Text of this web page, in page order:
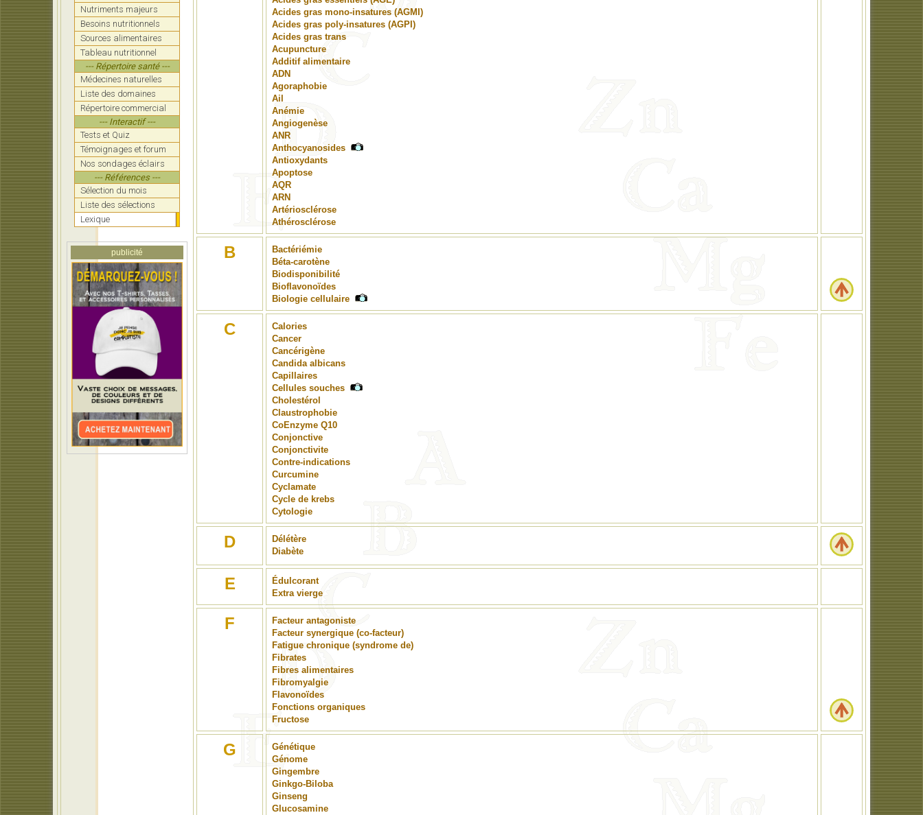
Nutriments majeurs
Besoins nutritionnels
Sources alimentaires
Tableau nutritionnel
--- Répertoire santé ---
Médecines naturelles
Liste des domaines
Répertoire commercial
--- Interactif ---
Tests et Quiz
Témoignages et forum
Nos sondages éclairs
--- Références ---
Sélection du mois
Liste des sélections
Lexique
publicité
Acides gras mono-insatures (AGMI)
Acides gras poly-insatures (AGPI)
Acides gras trans
Acupuncture
Additif alimentaire
ADN
Agoraphobie
Ail
Anémie
Angiogenèse
ANR
Anthocyanosides
Antioxydants
Apoptose
AQR
ARN
Artériosclérose
Athérosclérose
B
Bactériémie
Béta-carotène
Biodisponibilité
Bioflavonoïdes
Biologie cellulaire
C
Calories
Cancer
Cancérigène
Candida albicans
Capillaires
Cellules souches
Cholestérol
Claustrophobie
CoEnzyme Q10
Conjonctive
Conjonctivite
Contre-indications
Curcumine
Cyclamate
Cycle de krebs
Cytologie
D
Délétère
Diabète
E
Édulcorant
Extra vierge
F
Facteur antagoniste
Facteur synergique (co-facteur)
Fatigue chronique (syndrome de)
Fibrates
Fibres alimentaires
Fibromyalgie
Flavonoïdes
Fonctions organiques
Fructose
G
Génétique
Génome
Gingembre
Ginkgo-Biloba
Ginseng
Glucosamine